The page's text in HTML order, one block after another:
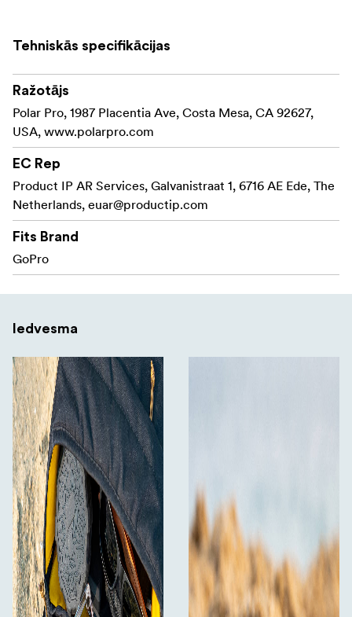
tropu zilajiem ūdeņiem, purpursarkanais filtrs
dzidriem ūdeņiem, kas nodrošina spilgtas un
reālistiskas krāsas dažādos dziļumos.
ātras nomaiņas sistēma:
piespraužamu konstrukciju, kas ļauj ātri nomainīt
filtrus, lai pielāgotos mainīgajiem ūdens apstākļiem.
Katrs filtrs ir
izgatavots no augstākās kvalitātes optiskā stikla ar
daudzslāņu pārklājumu, kas nodrošina kristāldzidru
izturīgs, izturīgs dizains:
korozijizturīgiem materiāliem, lai izturētu dziļu
niršanu un ilgstošu lietošanu sālsūdens vidē.
Komplektā iekļauts aizsargvāciņš:
iekļauts pielāgots aizsargvāciņš, kas pasargā filtrus
no skrāpējumiem un triecieniem, kad tie netiek
izmantoti, un atvieglo aprīkojuma transportēšanu un
organizēšanu.
Perfekts dažādiem dziļumiem:Neatkarīgi no tā,
vai snorkelējat pie ūdens virsmas vai nirstat dziļāk,
DiveMaster komplekts nodrošina optimālu
filtrēšanu katrai videi, nodrošinot, ka jūsu GoPro
filmētajos kadros ir iemūžināts zemūdens pasaules
skaistums un spilgtums.
Tehniskās specifikācijas
Ražotājs
Polar Pro, 1987 Placentia Ave, Costa Mesa, CA 92627,
USA, www.polarpro.com
EC Rep
Product IP AR Services, Galvanistraat 1, 6716 AE Ede, The
Netherlands, euar@productip.com
Fits Brand
GoPro
Iedvesma